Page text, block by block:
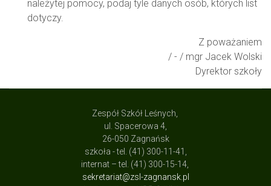
należytej pomocy, podaj tyle danych osób, których list
dotyczy.
Z poważaniem
/ - / mgr Jacek Wolski
Dyrektor szkoły
Zespół Szkół Leśnych,
ul. Spacerowa 4,
26-050 Zagnańsk
szkoła - tel. (41) 300-11-41,
internat – tel. (41) 300-15-14,
sekretariat@zsl-zagnansk.pl